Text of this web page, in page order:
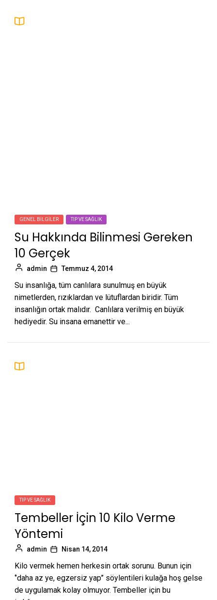
GENEL BILGILER TIP VE SAĞLIK
Su Hakkında Bilinmesi Gereken
10 Gerçek
admin Temmuz 4, 2014
Su insanlığa, tüm canlılara sunulmuş en büyük
nimetlerden, rızıklardan ve lütuflardan biridir. Tüm
insanlığın ortak malıdır. Canlılara verilmiş en büyük
hediyedir. Su insana emanettir ve...
TIP VE SAĞLIK
Tembeller İçin 10 Kilo Verme
Yöntemi
admin Nisan 14, 2014
Kilo vermek hemen herkesin ortak sorunu. Bunun için
‘’daha az ye, egzersiz yap’’ söylentileri kulağa hoş gelse
de uygulamak kolay olmuyor. Tembeller için bu